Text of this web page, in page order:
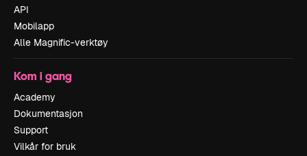
API
Mobilapp
Alle Magnific-verktøy
Kom i gang
Academy
Dokumentasjon
Support
Vilkår for bruk